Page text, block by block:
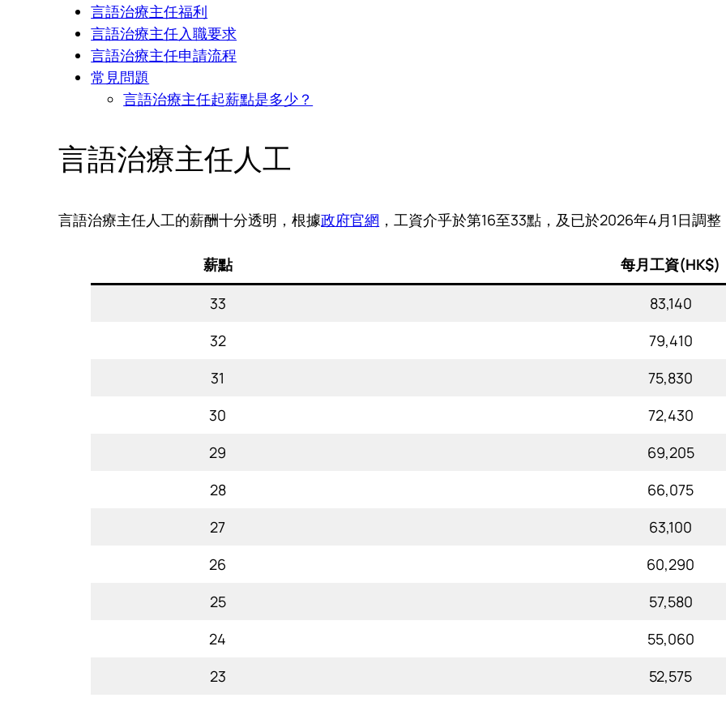
言語治療主任福利
言語治療主任入職要求
言語治療主任申請流程
常見問題
言語治療主任起薪點是多少？
言語治療主任人工
言語治療主任人工的薪酬十分透明，根據政府官網 ，工資介乎於第16至33點，及已於2026年4月1日調
薪點
每月工資(HK$)
33
83,140
32
79,410
31
75,830
30
72,430
29
69,205
28
66,075
27
63,100
26
60,290
25
57,580
24
55,060
23
52,575